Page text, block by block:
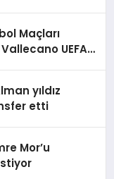
Maçları
UEFA
yıldız
etti
Mor’u